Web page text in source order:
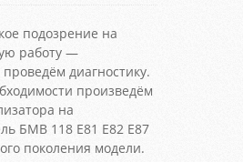
подозрение на
работу —
диагностику.
произведём
на
БМВ 118 Е81 Е82 Е87
поколения модели.